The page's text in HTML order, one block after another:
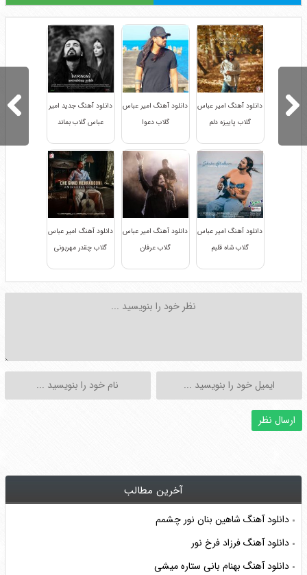
دانلود آهنگ امیر عباس
گلاب پاییزه دلم
دانلود آهنگ امیر عباس
گلاب دعوا
دانلود آهنگ جدید امیر
عباس گلاب بماند
دانلود آهنگ امیر عباس
گلاب شاه قلبم
دانلود آهنگ امیر عباس
گلاب عرفان
دانلود آهنگ امیر عباس
گلاب چقدر مهربونی
آخرین مطالب
دانلود آهنگ شاهین بنان نور چشمم
دانلود آهنگ فرزاد فرخ نور
دانلود آهنگ بهنام بانی ستاره میشی